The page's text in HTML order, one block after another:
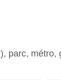
parc,